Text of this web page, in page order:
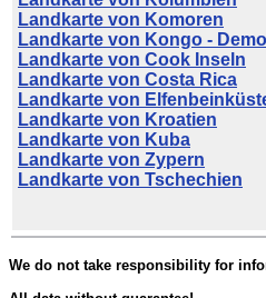
Landkarte von Komoren
Landkarte von Kongo -
Landkarte von Cook Inseln
Landkarte von Costa Rica
Landkarte von
Landkarte von Kroatien
Landkarte von Kuba
Landkarte von Zypern
Landkarte von Tschechien
We do not take responsibility for